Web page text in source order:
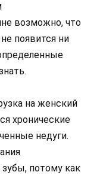
возможно, что
появится ни
на женский
хронические
недуги.
потому как